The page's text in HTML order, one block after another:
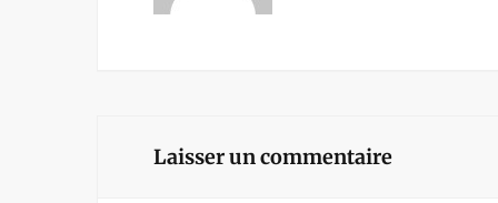
Laisser un commentaire